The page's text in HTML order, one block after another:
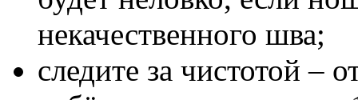
некачественного шва;
следите за чистотой –